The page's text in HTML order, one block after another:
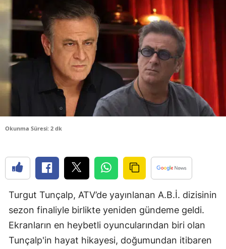
Bingöl
Bitlis
Bolu
Burdur
Bursa
Çanakkale
Çorum
Denizli
Diyarbakır
Edirne
Elazığ
Okunma Süresi: 2 dk
Turgut Tunçalp, ATV’de yayınlanan A.B.İ. dizisinin
sezon finaliyle birlikte yeniden gündeme geldi.
Ekranların en heybetli oyuncularından biri olan
Tunçalp'in hayat hikayesi, doğumundan itibaren